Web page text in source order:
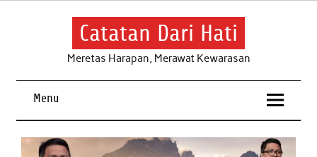
Skip
Catatan Dari Hati
Meretas Harapan, Merawat Kewarasan
Menu